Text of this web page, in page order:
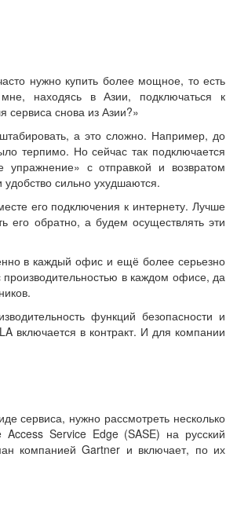
нужно купить более мощное, то есть
находясь в Азии, подключаться к
сервиса снова из Азии?»
а это сложно. Например, до
терпимо. Но сейчас так подключается
с отправкой и возвратом
сильно ухудшаются.
его подключения к интернету. Лучше
его обратно, а будем осуществлять эти
в каждый офис и ещё более серьезно
в каждом офисе, да
функций безопасности и
включается в контракт. И для компании
сервиса, нужно рассмотреть несколько
Service Edge (SASE) на русский
компанией Gartner и включает, по их